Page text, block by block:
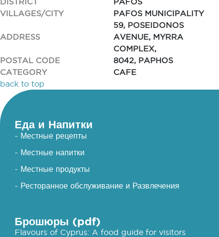
VILLAGES/CITY
PAFOS MUNICIPALITY
ADDRESS
59, POSEIDONOS
AVENUE, MYRRA
COMPLEX,
POSTAL CODE
8042, PAPHOS
CATEGORY
CAFE
back to top
Еда и Напитки
- Местные рецепты
- Местные напитки
- Местные продукты
- Ресторанное обслуживание и Развлечения
Брошюры (pdf)
Flavours of Cyprus: A food guide for visitors